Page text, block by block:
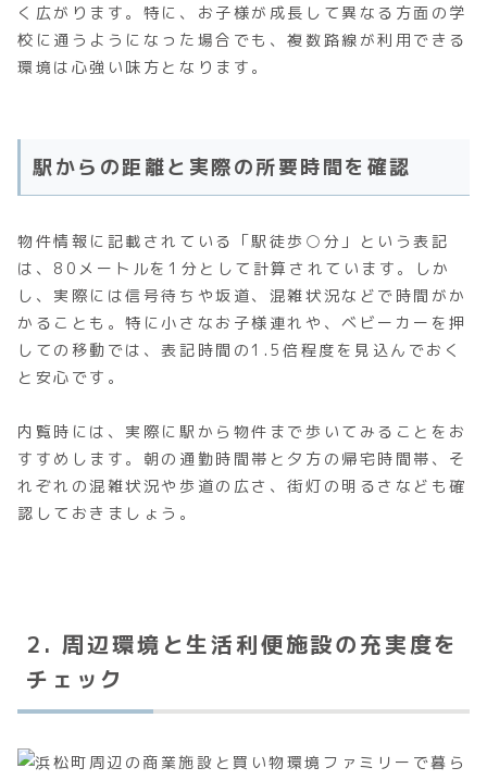
く広がります。特に、お子様が成長して異なる方面の学
校に通うようになった場合でも、複数路線が利用できる
環境は心強い味方となります。
駅からの距離と実際の所要時間を確認
物件情報に記載されている「駅徒歩○分」という表記
は、80メートルを1分として計算されています。しか
し、実際には信号待ちや坂道、混雑状況などで時間がか
かることも。特に小さなお子様連れや、ベビーカーを押
しての移動では、表記時間の1.5倍程度を見込んでおく
と安心です。
内覧時には、実際に駅から物件まで歩いてみることをお
すすめします。朝の通勤時間帯と夕方の帰宅時間帯、そ
れぞれの混雑状況や歩道の広さ、街灯の明るさなども確
認しておきましょう。
2. 周辺環境と生活利便施設の充実度を
チェック
ファミリーで暮ら